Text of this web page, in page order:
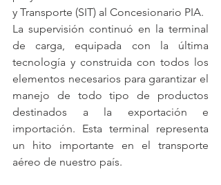
y Transporte (SIT) al Concesionario PIA.
La supervisión continuó en la terminal
de carga, equipada con la última
tecnología y construida con todos los
elementos necesarios para garantizar el
manejo de todo tipo de productos
destinados a la exportación e
importación. Esta terminal representa
un hito importante en el transporte
aéreo de nuestro país.